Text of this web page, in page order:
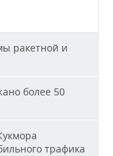
ракетной и
более 50
трафика